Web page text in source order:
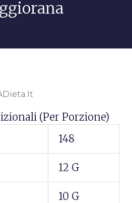
(per Porzione)
148
12 G
10 G